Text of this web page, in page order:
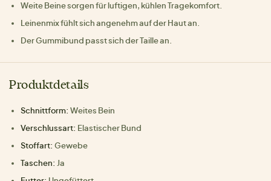
Weite Beine sorgen für luftigen, kühlen Tragekomfort.
Leinenmix fühlt sich angenehm auf der Haut an.
Der Gummibund passt sich der Taille an.
Produktdetails
Schnittform: Weites Bein
Verschlussart: Elastischer Bund
Stoffart: Gewebe
Taschen: Ja